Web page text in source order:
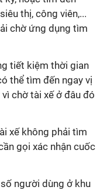
thị, công viên,...
chờ ứng dụng tìm
tiết kiệm thời gian
thể tìm đến ngay vị
chờ tài xế ở đâu đó
xế không phải tìm
gọi xác nhận cuốc
người dùng ở khu